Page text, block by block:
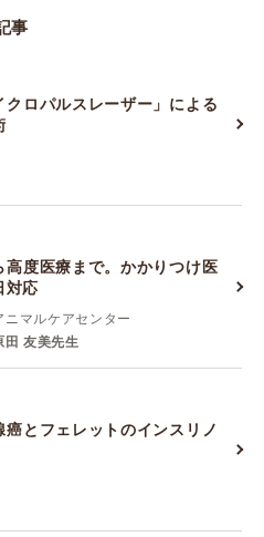
事
クロパルスレーザー」による
高度医療まで。かかりつけ医
対応
マルケアセンター
田 友美先生
癌とフェレットのインスリノ